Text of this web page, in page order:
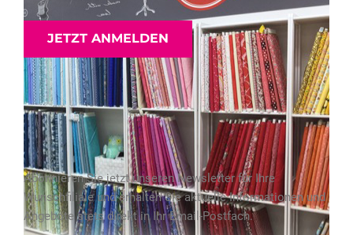
Abonnieren Sie jetzt unseren Newsletter für Ihre
Wunschfiliale und erhalten Sie aktuelle Informationen und
Angebote stets direkt in Ihr Email-Postfach.